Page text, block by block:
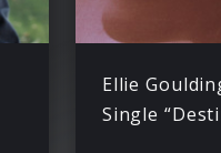
Ellie
Single